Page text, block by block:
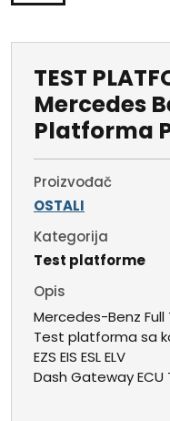
TEST
Mercedes
Platforma
Proizvođač
OSTALI
Kategorija
Test platforme
Opis
Mercedes-Benz
Test platforma sa
EZS EIS ESL ELV
Dash Gateway ECU